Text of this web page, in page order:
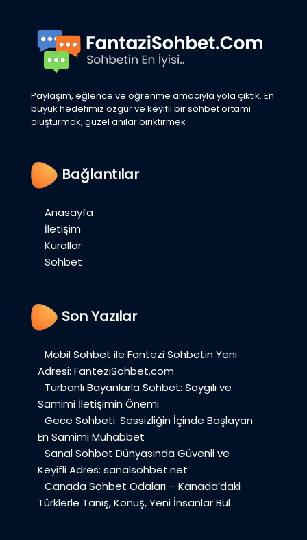
Paylaşım, eğlence ve öğrenme amacıyla yola çıktık. En
büyük hedefimiz özgür ve keyifli bir sohbet ortamı
oluşturmak, güzel anılar biriktirmek
Bağlantılar
Anasayfa
İletişim
Kurallar
Sohbet
Son Yazılar
Mobil Sohbet ile Fantezi Sohbetin Yeni
Adresi: FanteziSohbet.com
Türbanlı Bayanlarla Sohbet: Saygılı ve
Samimi İletişimin Önemi
Gece Sohbeti: Sessizliğin İçinde Başlayan
En Samimi Muhabbet
Sanal Sohbet Dünyasında Güvenli ve
Keyifli Adres: sanalsohbet.net
Canada Sohbet Odaları – Kanada’daki
Türklerle Tanış, Konuş, Yeni İnsanlar Bul